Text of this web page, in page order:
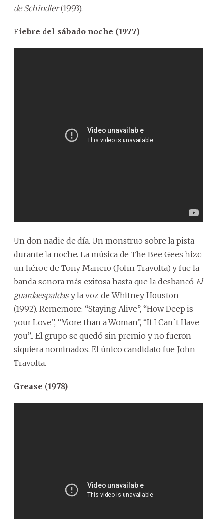
de Schindler(1993).
Fiebre del sábado noche (1977)
Un don nadie de día. Un monstruo sobre la pista
durante la noche. La música de The Bee Gees hizo
un héroe de Tony Manero (John Travolta) y fue la
banda sonora más exitosa hasta que la desbancó El
guardaespaldasy la voz de Whitney Houston
(1992). Rememore: “Staying Alive”, “How Deep is
your Love”, “More than a Woman”, “If I Can`t Have
you”... El grupo se quedó sin premio y no fueron
siquiera nominados. El único candidato fue John
Travolta.
Grease (1978)